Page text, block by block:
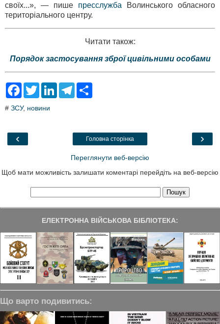
своїх...», — пише пресслужба Волинського обласного
територіального центру.
Читати також:
Порядок застосування зброї цивільними особами
F
e
o
T
t
L
T
a
# ЗСУ, новини
‹ ›
Головна сторінка
Переглянути веб-версію
Щоб мати можливість залишати коментарі перейдіть на веб-версію
ЕЛЕКТРОННА ВІЙСЬКОВА БІБЛІОТЕКА:
Що варто подивитись: